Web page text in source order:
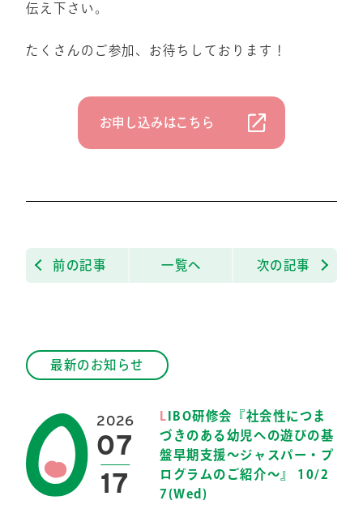
伝え下さい。
たくさんのご参加、お待ちしております！
お申し込みはこちら
前の記事 一覧へ 次の記事
最新のお知らせ
2026
07
17
L IBO研修会『社会性につま
づきのある幼児への遊びの基
盤早期支援～ジャスパー・プ
ログラムのご紹介～』 10/2
7(Wed)